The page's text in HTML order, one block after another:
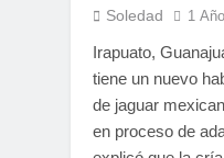
Soledad 1
Irapuato,
tiene un nuevo
de jaguar
en proceso de